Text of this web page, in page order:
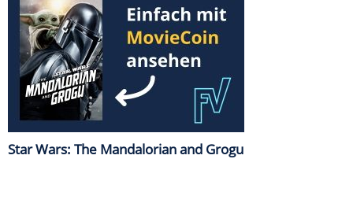
Star Wars: The Mandalorian and Grogu